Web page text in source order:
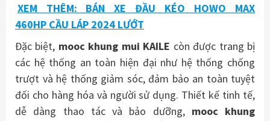
XEM THÊM: BÁN XE ĐẦU KÉO HOWO MAX
460HP CẦU LÁP 2024 LƯỚT
Đặc biệt, mooc khung mui KAILE còn được trang bị
các hệ thống an toàn hiện đại như hệ thống chống
trượt và hệ thống giảm sóc, đảm bảo an toàn tuyệt
đối cho hàng hóa và người sử dụng. Thiết kế tinh tế,
dễ dàng thao tác và bảo dưỡng,mooc khung